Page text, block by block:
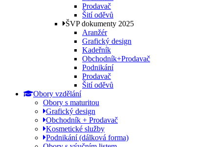
Prodavač
Šití oděvů
ŠVP dokumenty 2025
Aranžér
Grafický design
Kadeřník
Obchodník+Prodavač
Podnikání
Prodavač
Šití oděvů
Obory vzdělání
Obory s maturitou
Grafický design
Obchodník + Prodavač
Kosmetické služby
Podnikání (dálková forma)